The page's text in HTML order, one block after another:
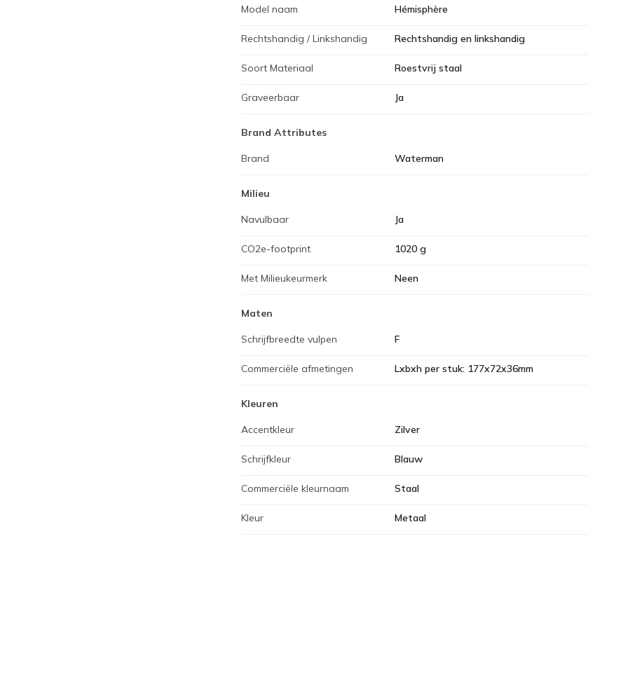
Model naam Hémisphère
Rechtshandig / Linkshandig Rechtshandig en linkshandig
Soort Materiaal Roestvrij staal
Graveerbaar Ja
Brand Attributes
Brand Waterman
Milieu
Navulbaar Ja
CO2e-footprint 1020 g
Met Milieukeurmerk Neen
Maten
Schrijfbreedte vulpen F
Commerciële afmetingen Lxbxh per stuk: 177x72x36mm
Kleuren
Accentkleur Zilver
Schrijfkleur Blauw
Commerciële kleurnaam Staal
Kleur Metaal